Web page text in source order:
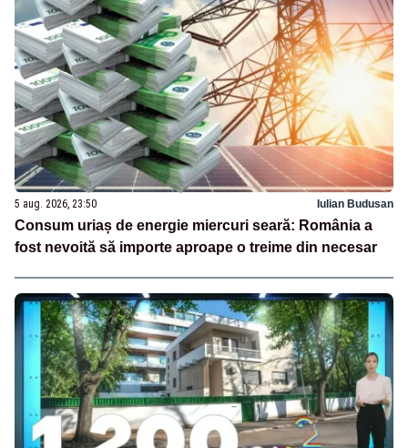
5 aug. 2026, 23:50 Iulian Budusan
Consum uriaș de energie miercuri seară: România a
fost nevoită să importe aproape o treime din necesar